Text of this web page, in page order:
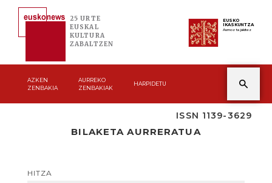
25 URTE
EUSKAL
KULTURA
ZABALTZEN
EUSKO
IKASKUNTZA
Asmoz ta jakitez
AZKEN
ZENBAKIA
AURREKO
ZENBAKIAK
HARPIDETU
ISSN 1139-3629
BILAKETA AURRERATUA
HITZA